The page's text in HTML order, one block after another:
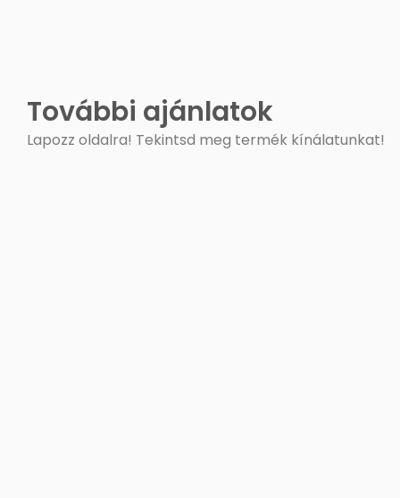
További ajánlatok
Lapozz oldalra! Tekintsd meg termék kínálatunkat!